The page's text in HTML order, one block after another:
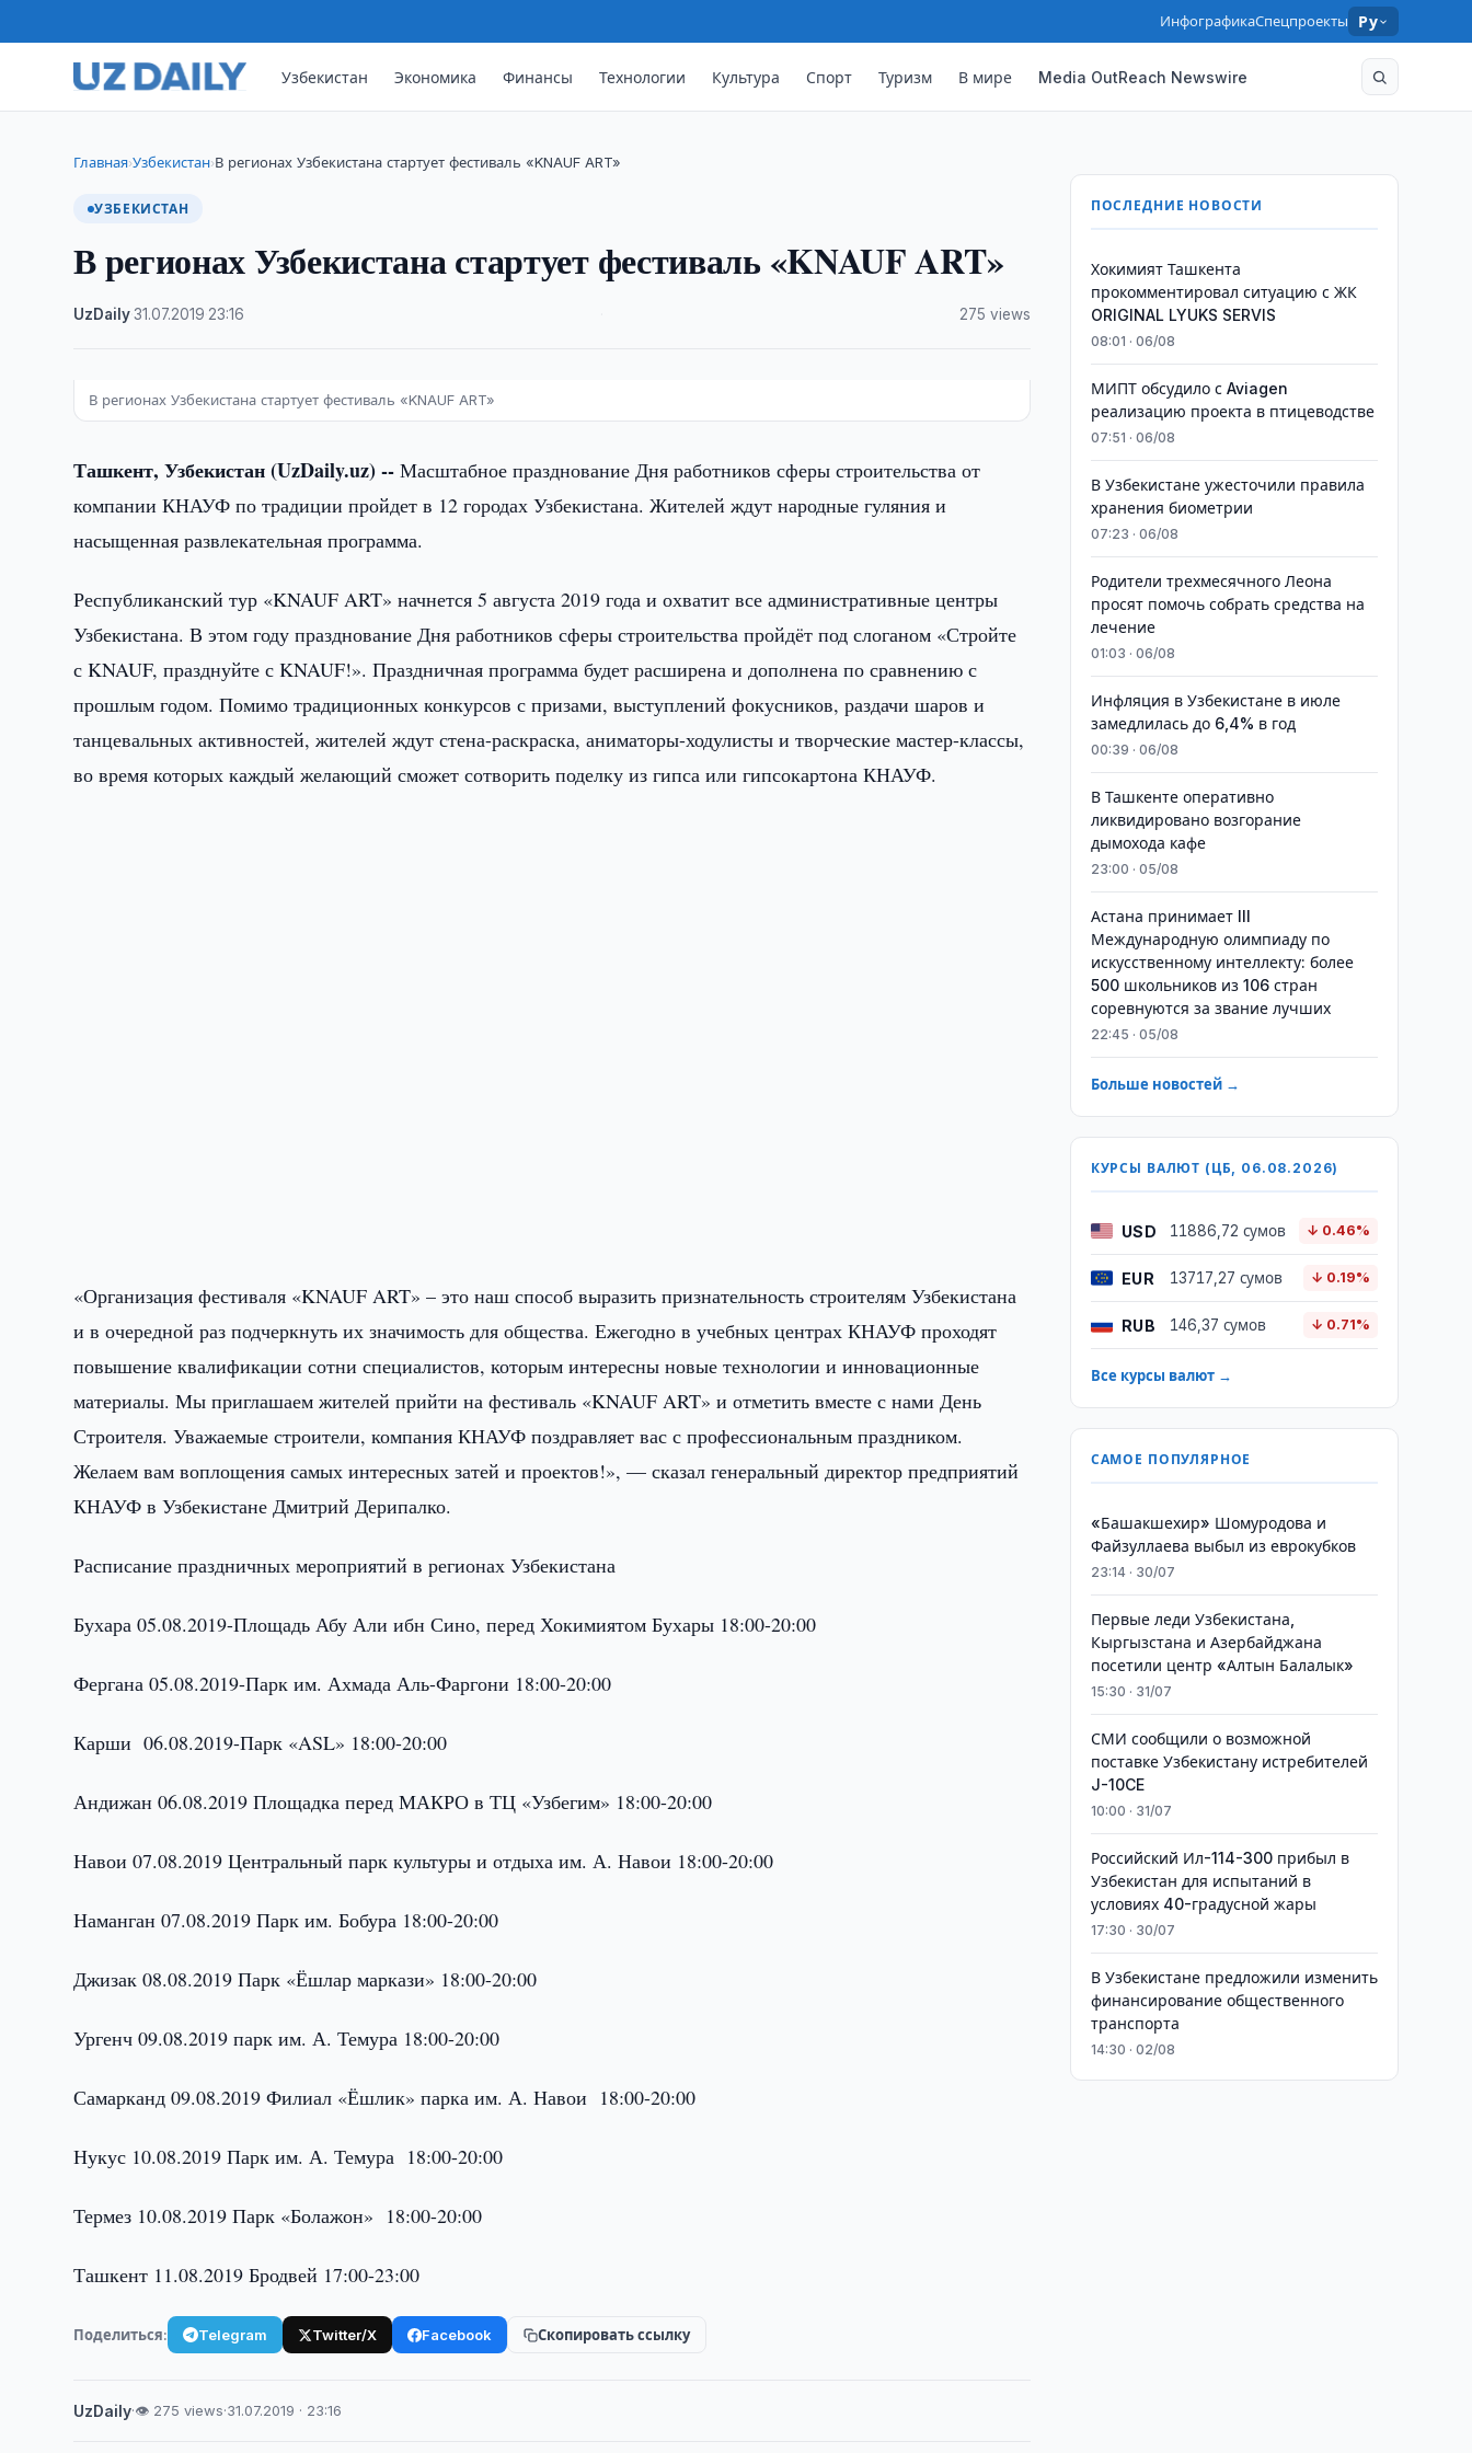
ИнфографикаСпецпроекты Ру
Узбекистан Экономика Финансы Технологии Культура Спорт Туризм В мире Media OutReach Newswire
Главная›Узбекистан›В регионах Узбекистана стартует фестиваль «KNAUF ART»
УЗБЕКИСТАН
В регионах Узбекистана стартует фестиваль «KNAUF ART»
UzDaily·31.07.2019 23:16 275 views
В регионах Узбекистана стартует фестиваль «KNAUF ART»
Ташкент, Узбекистан (UzDaily.uz) --Масштабное празднование Дня работников сферы строительства от
компании КНАУФ по традиции пройдет в 12 городах Узбекистана. Жителей ждут народные гуляния и
насыщенная развлекательная программа.
Республиканский тур «KNAUF ART» начнется 5 августа 2019 года и охватит все административные центры
Узбекистана. В этом году празднование Дня работников сферы строительства пройдёт под слоганом «Стройте
с KNAUF, празднуйте с KNAUF!». Праздничная программа будет расширена и дополнена по сравнению с
прошлым годом. Помимо традиционных конкурсов с призами, выступлений фокусников, раздачи шаров и
танцевальных активностей, жителей ждут стена-раскраска, аниматоры-ходулисты и творческие мастер-классы,
во время которых каждый желающий сможет сотворить поделку из гипса или гипсокартона КНАУФ.
«Организация фестиваля «KNAUF ART» – это наш способ выразить признательность строителям Узбекистана
и в очередной раз подчеркнуть их значимость для общества. Ежегодно в учебных центрах КНАУФ проходят
повышение квалификации сотни специалистов, которым интересны новые технологии и инновационные
материалы. Мы приглашаем жителей прийти на фестиваль «KNAUF ART» и отметить вместе с нами День
Строителя. Уважаемые строители, компания КНАУФ поздравляет вас с профессиональным праздником.
Желаем вам воплощения самых интересных затей и проектов!», — сказал генеральный директор предприятий
КНАУФ в Узбекистане Дмитрий Дерипалко.
Расписание праздничных мероприятий в регионах Узбекистана
Бухара 05.08.2019-Площадь Абу Али ибн Сино, перед Хокимиятом Бухары 18:00-20:00
Фергана 05.08.2019-Парк им. Ахмада Аль-Фаргони 18:00-20:00
Карши 06.08.2019-Парк «ASL» 18:00-20:00
Андижан 06.08.2019 Площадка перед МАКРО в ТЦ «Узбегим» 18:00-20:00
Навои 07.08.2019 Центральный парк культуры и отдыха им. А. Навои 18:00-20:00
Наманган 07.08.2019 Парк им. Бобура 18:00-20:00
Джизак 08.08.2019 Парк «Ёшлар маркази» 18:00-20:00
Ургенч 09.08.2019 парк им. А. Темура 18:00-20:00
Самарканд 09.08.2019 Филиал «Ёшлик» парка им. А. Навои 18:00-20:00
Нукус 10.08.2019 Парк им. А. Темура 18:00-20:00
Термез 10.08.2019 Парк «Болажон» 18:00-20:00
Ташкент 11.08.2019 Бродвей 17:00-23:00
Поделиться: Telegram Twitter/X Facebook Скопировать ссылку
UzDaily·👁 275 views·31.07.2019 · 23:16
ПОСЛЕДНИЕ НОВОСТИ
Хокимият Ташкента
прокомментировал ситуацию с ЖК
ORIGINAL LYUKS SERVIS
08:01 · 06/08
МИПТ обсудило с Aviagen
реализацию проекта в птицеводстве
07:51 · 06/08
В Узбекистане ужесточили правила
хранения биометрии
07:23 · 06/08
Родители трехмесячного Леона
просят помочь собрать средства на
лечение
01:03 · 06/08
Инфляция в Узбекистане в июле
замедлилась до 6,4% в год
00:39 · 06/08
В Ташкенте оперативно
ликвидировано возгорание
дымохода кафе
23:00 · 05/08
Астана принимает III
Международную олимпиаду по
искусственному интеллекту: более
500 школьников из 106 стран
соревнуются за звание лучших
22:45 · 05/08
Больше новостей →
КУРСЫ ВАЛЮТ (ЦБ, 06.08.2026)
USD 11886,72 сумов ↓ 0.46%
EUR 13717,27 сумов ↓ 0.19%
RUB 146,37 сумов ↓ 0.71%
Все курсы валют →
САМОЕ ПОПУЛЯРНОЕ
«Башакшехир» Шомуродова и
Файзуллаева выбыл из еврокубков
23:14 · 30/07
Первые леди Узбекистана,
Кыргызстана и Азербайджана
посетили центр «Алтын Балалык»
15:30 · 31/07
СМИ сообщили о возможной
поставке Узбекистану истребителей
J-10CE
10:00 · 31/07
Российский Ил-114-300 прибыл в
Узбекистан для испытаний в
условиях 40-градусной жары
17:30 · 30/07
В Узбекистане предложили изменить
финансирование общественного
транспорта
14:30 · 02/08